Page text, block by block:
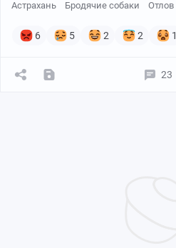
Астрахань Бродячие собаки Отлов
6 5 2 2 1
23